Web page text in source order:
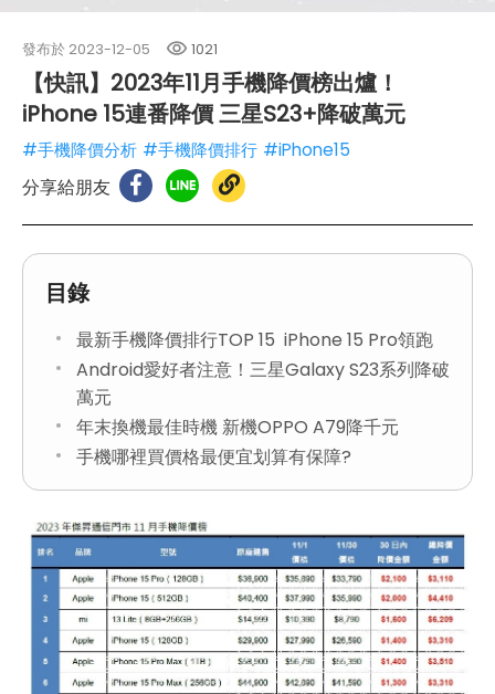
發布於 2023-12-05 1021
【快訊】2023年11月手機降價榜出爐！
iPhone 15連番降價 三星S23+降破萬元
#手機降價分析 #手機降價排行 #iPhone15
分享給朋友
目錄
最新手機降價排行TOP 15 iPhone 15 Pro領跑
Android愛好者注意！三星Galaxy S23系列降破
萬元
年末換機最佳時機 新機OPPO A79降千元
手機哪裡買價格最便宜划算有保障?